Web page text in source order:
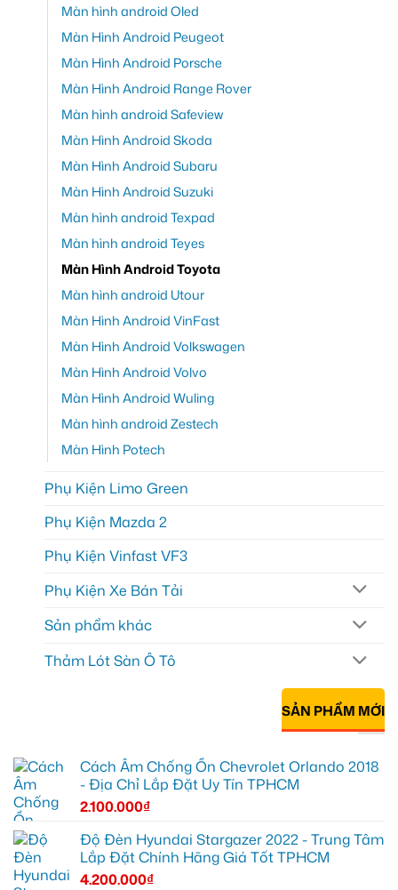
Màn hình android Oled
Màn Hình Android Peugeot
Màn Hình Android Porsche
Màn Hình Android Range Rover
Màn hình android Safeview
Màn Hình Android Skoda
Màn Hình Android Subaru
Màn Hình Android Suzuki
Màn hình android Texpad
Màn hình android Teyes
Màn Hình Android Toyota
Màn hình android Utour
Màn Hình Android VinFast
Màn Hình Android Volkswagen
Màn Hình Android Volvo
Màn Hình Android Wuling
Màn hình android Zestech
Màn Hình Potech
Phụ Kiện Limo Green
Phụ Kiện Mazda 2
Phụ Kiện Vinfast VF3
Phụ Kiện Xe Bán Tải
Sản phẩm khác
Thảm Lót Sàn Ô Tô
SẢN PHẨM MỚI
Cách Âm Chống Ồn Chevrolet Orlando 2018
- Địa Chỉ Lắp Đặt Uy Tín TPHCM
2.100.000₫
Độ Đèn Hyundai Stargazer 2022 - Trung Tâm
Lắp Đặt Chính Hãng Giá Tốt TPHCM
4.200.000₫